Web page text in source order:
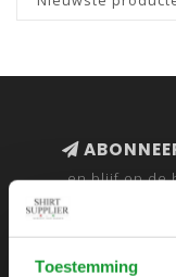
Toestemming
en blijf op de